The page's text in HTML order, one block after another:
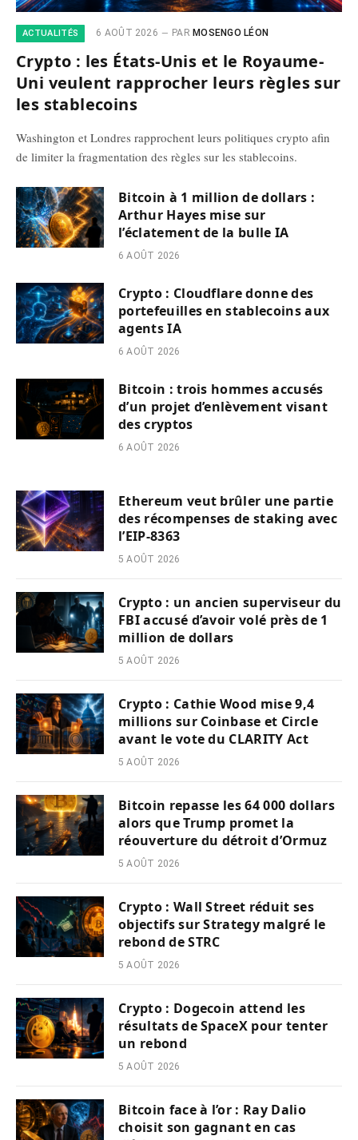
ACTUALITÉS 6 AOÛT 2026 PAR MOSENGO LÉON
Crypto : les États-Unis et le Royaume-
Uni veulent rapprocher leurs règles sur
les stablecoins
Washington et Londres rapprochent leurs politiques crypto afin
de limiter la fragmentation des règles sur les stablecoins.
Bitcoin à 1 million de dollars :
Arthur Hayes mise sur
l’éclatement de la bulle IA
6 AOÛT 2026
Crypto : Cloudflare donne des
portefeuilles en stablecoins aux
agents IA
6 AOÛT 2026
Bitcoin : trois hommes accusés
d’un projet d’enlèvement visant
des cryptos
6 AOÛT 2026
Ethereum veut brûler une partie
des récompenses de staking avec
l’EIP-8363
5 AOÛT 2026
Crypto : un ancien superviseur du
FBI accusé d’avoir volé près de 1
million de dollars
5 AOÛT 2026
Crypto : Cathie Wood mise 9,4
millions sur Coinbase et Circle
avant le vote du CLARITY Act
5 AOÛT 2026
Bitcoin repasse les 64 000 dollars
alors que Trump promet la
réouverture du détroit d’Ormuz
5 AOÛT 2026
Crypto : Wall Street réduit ses
objectifs sur Strategy malgré le
rebond de STRC
5 AOÛT 2026
Crypto : Dogecoin attend les
résultats de SpaceX pour tenter
un rebond
5 AOÛT 2026
Bitcoin face à l’or : Ray Dalio
choisit son gagnant en cas